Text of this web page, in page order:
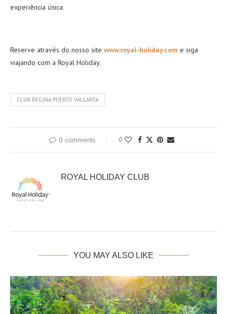
experiência única.
Reserve através do nosso site www.royal-holiday.com e siga
viajando com a Royal Holiday.
CLUB REGINA PUERTO VALLARTA
0 comments 0
ROYAL HOLIDAY CLUB
YOU MAY ALSO LIKE